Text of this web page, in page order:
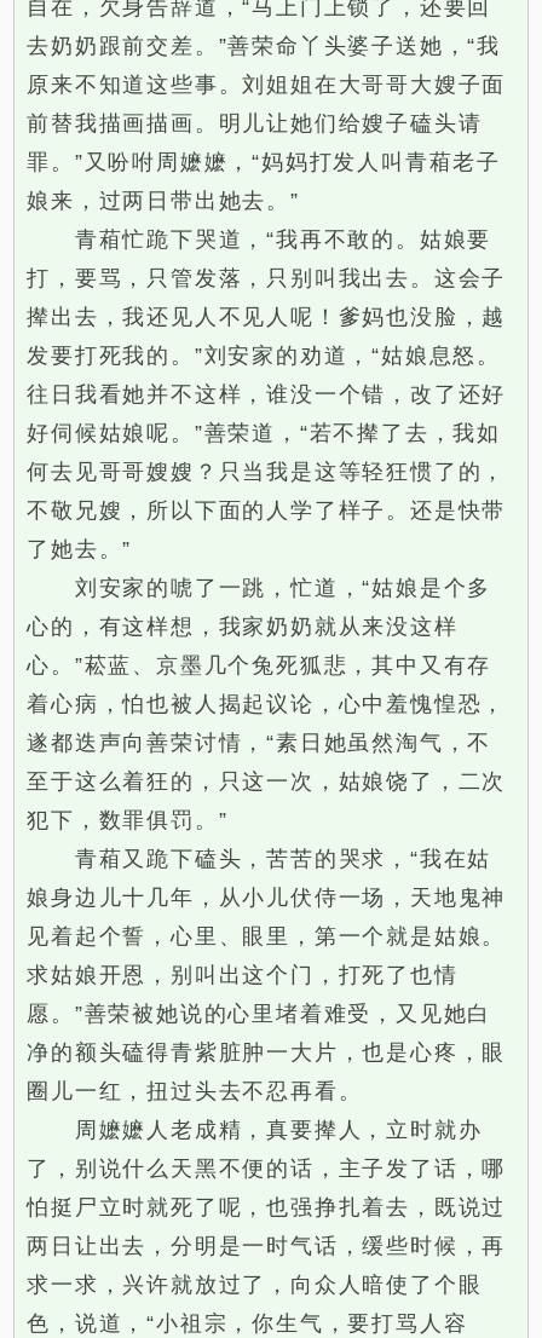
自在，欠身告辞道，“马上门上锁了，还要回
去奶奶跟前交差。”善荣命丫头婆子送她，“我
原来不知道这些事。刘姐姐在大哥哥大嫂子面
前替我描画描画。明儿让她们给嫂子磕头请
罪。”又吩咐周嬷嬷，“妈妈打发人叫青葙老子
娘来，过两日带出她去。”
青葙忙跪下哭道，“我再不敢的。姑娘要
打，要骂，只管发落，只别叫我出去。这会子
撵出去，我还见人不见人呢！爹妈也没脸，越
发要打死我的。”刘安家的劝道，“姑娘息怒。
往日我看她并不这样，谁没一个错，改了还好
好伺候姑娘呢。”善荣道，“若不撵了去，我如
何去见哥哥嫂嫂？只当我是这等轻狂惯了的，
不敬兄嫂，所以下面的人学了样子。还是快带
了她去。”
刘安家的唬了一跳，忙道，“姑娘是个多
心的，有这样想，我家奶奶就从来没这样
心。”菘蓝、京墨几个兔死狐悲，其中又有存
着心病，怕也被人揭起议论，心中羞愧惶恐，
遂都迭声向善荣讨情，“素日她虽然淘气，不
至于这么着狂的，只这一次，姑娘饶了，二次
犯下，数罪俱罚。”
青葙又跪下磕头，苦苦的哭求，“我在姑
娘身边儿十几年，从小儿伏侍一场，天地鬼神
见着起个誓，心里、眼里，第一个就是姑娘。
求姑娘开恩，别叫出这个门，打死了也情
愿。”善荣被她说的心里堵着难受，又见她白
净的额头磕得青紫脏肿一大片，也是心疼，眼
圈儿一红，扭过头去不忍再看。
周嬷嬷人老成精，真要撵人，立时就办
了，别说什么天黑不便的话，主子发了话，哪
怕挺尸立时就死了呢，也强挣扎着去，既说过
两日让出去，分明是一时气话，缓些时候，再
求一求，兴许就放过了，向众人暗使了个眼
色，说道，“小祖宗，你生气，要打骂人容